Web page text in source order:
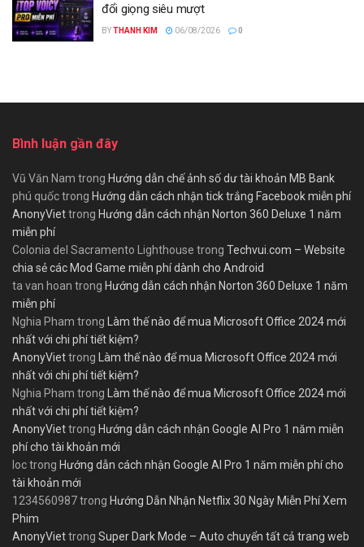
đổi giọng siêu mượt
BYTHANH KIM 06/08/2026 0
Bình luận gần đây
Vũ Văn Nam trong Hướng dẫn chế ảnh số dư tài khoản MB Bank
phú quốctrong Hướng dẫn cách nhận tick trắng Facebook miễn phí
AnonyViettrong Hướng dẫn cách nhận Norton 360 Deluxe 1 năm
miễn phí
Colonia del Sacramento Lighthouse trong Techvui.com – Website
chia sẻ các Mod Game miễn phí dành cho Android
ta van hoan trong Hướng dẫn cách nhận Norton 360 Deluxe 1 năm
miễn phí
Nghia Pham trong Làm thế nào để mua Microsoft Office 2024 mới
nhất với chi phí tiết kiệm?
AnonyViettrong Làm thế nào để mua Microsoft Office 2024 mới
nhất với chi phí tiết kiệm?
Nghia Pham trong Làm thế nào để mua Microsoft Office 2024 mới
nhất với chi phí tiết kiệm?
AnonyViettrong Hướng dẫn cách nhận Google AI Pro 1 năm miễn
phí cho tài khoản mới
loctrong Hướng dẫn cách nhận Google AI Pro 1 năm miễn phí cho
tài khoản mới
1234560987trong Hướng Dẫn Nhận Netflix 30 Ngày Miễn Phí Xem
Phim
AnonyViettrong Super Dark Mode – Auto chuyển tất cả trang web